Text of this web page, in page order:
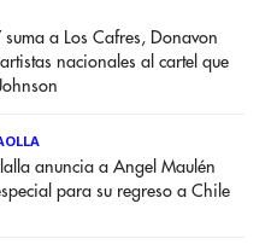
suma a Los Cafres, Donavon
nacionales al cartel que
anuncia a Angel Maulén
para su regreso a Chile